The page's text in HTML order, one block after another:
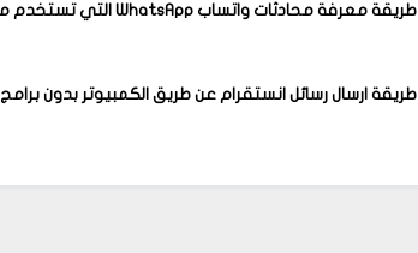
طريقة معرفة محادثات واتساب WhatsApp التي تستخدم مساحة تخزين كبيرة على هاتفك
طريقة ارسال رسائل انستقرام عن طريق الكمبيوتر بدون برامج